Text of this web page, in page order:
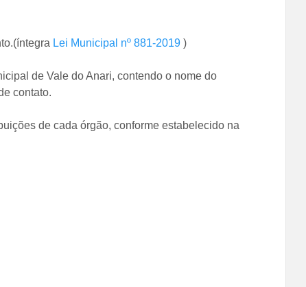
Lei Municipal nº 881-2019 )
de Vale do Anari, contendo o nome do
contato.
de cada órgão, conforme estabelecido na